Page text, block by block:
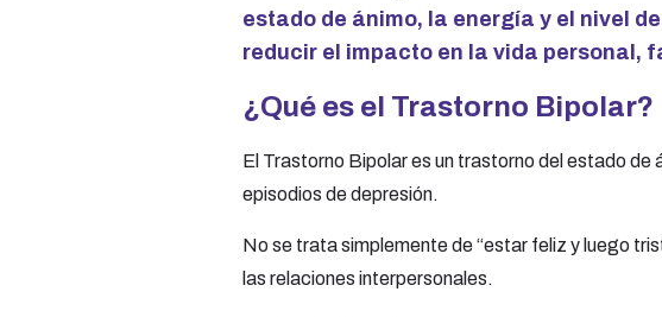
estado de ánimo, la energía y el nivel
reducir el impacto en la vida personal,
¿Qué es el Trastorno Bipolar?
El Trastorno Bipolar es un trastorno del estado de
episodios de depresión.
No se trata simplemente de “estar feliz y luego
las relaciones interpersonales.